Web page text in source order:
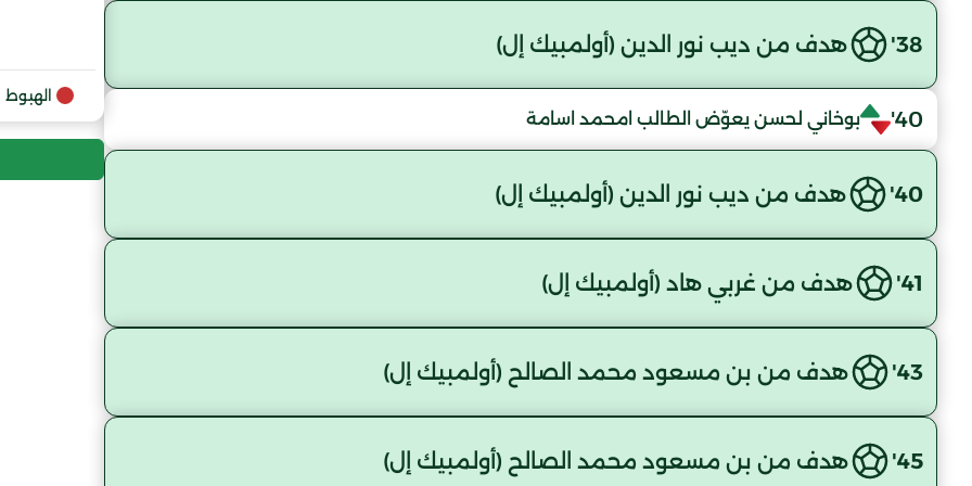
38' هدف من ديب نور الدين (أولمبيك إل)
40' بوخاني لحسن يعوّض الطالب امحمد اسامة
40' هدف من ديب نور الدين (أولمبيك إل)
41' هدف من غربي هاد (أولمبيك إل)
43' هدف من بن مسعود محمد الصالح (أولمبيك إل)
45' هدف من بن مسعود محمد الصالح (أولمبيك إل)
الهبوط